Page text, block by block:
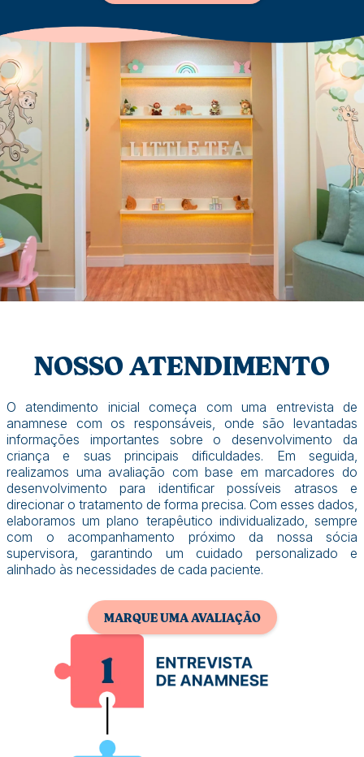
NOSSO ATENDIMENTO
O atendimento inicial começa com uma entrevista de
anamnese com os responsáveis, onde são levantadas
informações importantes sobre o desenvolvimento da
criança e suas principais dificuldades. Em seguida,
realizamos uma avaliação com base em marcadores do
desenvolvimento para identificar possíveis atrasos e
direcionar o tratamento de forma precisa. Com esses dados,
elaboramos um plano terapêutico individualizado, sempre
com o acompanhamento próximo da nossa sócia
supervisora, garantindo um cuidado personalizado e
alinhado às necessidades de cada paciente.
MARQUE UMA AVALIAÇÃO